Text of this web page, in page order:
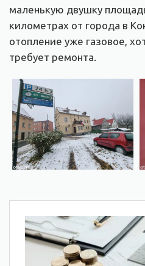
маленькую двушку
километрах от города в
отопление уже газовое,
требует ремонта.